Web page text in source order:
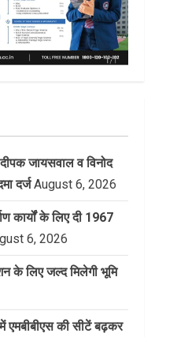
जायसवाल व विनोद
दर्ज August 6, 2026
कार्यों के लिए दी 1967
6, 2026
के लिए जल्द मिलेगी भूमि
एमबीबीएस की सीटें बढ़कर